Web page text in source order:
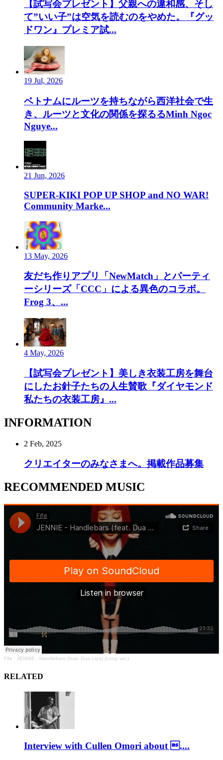
【試写会プレゼント】父親への違和感、そし
て”いい子”は空気を読むのをやめた。『グッ
ドワン』プレミア試...
19 Jul, 2026
ベトナムにルーツを持ちながら西洋社会で生
き、ルーツと文化の関係を探るるMinh Ngoc
Nguye...
21 Jun, 2026
SUPER-KIKI POP UP SHOP and NO WAR!
Community Marke...
13 May, 2026
友だち作りアプリ「NewMatch」とパーティ
ーシリーズ「CCC」による異色のコラボ。
Frog 3、...
4 May, 2026
【試写会プレゼント】美しき衣装工房を舞台
にしたお針子たちの人生賛歌『ダイヤモンド
私たちの衣装工房』...
INFORMATION
2 Feb, 2025
クリエイターのみなさまへ。掲載作品募集
RECOMMENDED MUSIC
Fife · JENNIE - Handlebars (feat. Dua Lipa) (Loop ver.)
RELATED
Interview with Cullen Omori about ....